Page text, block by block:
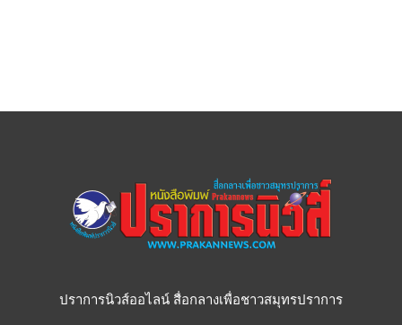
ปราการนิวส์ออไลน์ สื่อกลางเพื่อชาวสมุทรปราการ